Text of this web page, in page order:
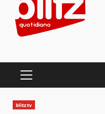
PRIMARY
blitztv